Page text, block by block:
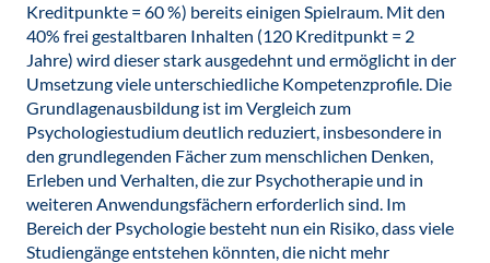
Kreditpunkte = 60 %) bereits einigen Spielraum. Mit den
40% frei gestaltbaren Inhalten (120 Kreditpunkt = 2
Jahre) wird dieser stark ausgedehnt und ermöglicht in der
Umsetzung viele unterschiedliche Kompetenzprofile. Die
Grundlagenausbildung ist im Vergleich zum
Psychologiestudium deutlich reduziert, insbesondere in
den grundlegenden Fächer zum menschlichen Denken,
Erleben und Verhalten, die zur Psychotherapie und in
weiteren Anwendungsfächern erforderlich sind. Im
Bereich der Psychologie besteht nun ein Risiko, dass viele
Studiengänge entstehen könnten, die nicht mehr